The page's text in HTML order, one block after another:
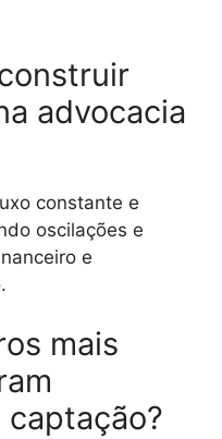
advocacia
constante e
oscilações e
e
mais